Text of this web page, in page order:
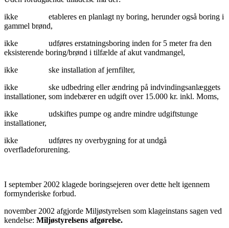
ikke etableres en planlagt ny boring, herunder også boring i
gammel brønd,
ikke udføres erstatningsboring inden for 5 meter fra den
eksisterende boring/brønd i tilfælde af akut vandmangel,
ikke ske installation af jernfilter,
ikke ske udbedring eller ændring på indvindingsanlæggets
installationer, som indebærer en udgift over 15.000 kr. inkl. Moms,
ikke udskiftes pumpe og andre mindre udgiftstunge
installationer,
ikke udføres ny overbygning for at undgå
overfladeforurening.
I september 2002 klagede boringsejeren over dette helt igennem
formynderiske forbud.
november 2002 afgjorde Miljøstyrelsen som klageinstans sagen ved
kendelse: Miljøstyrelsens afgørelse.